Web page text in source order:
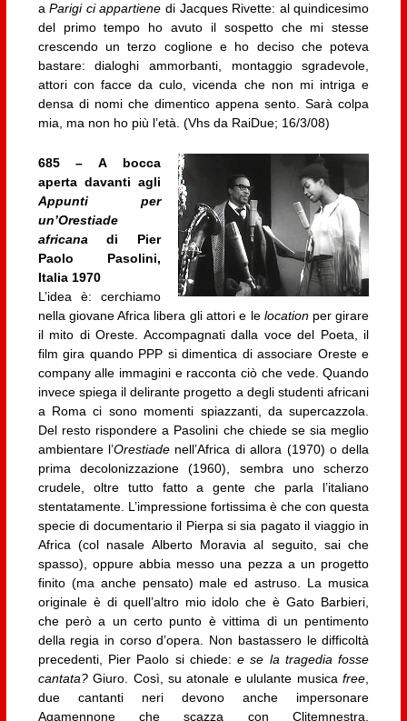
aParigi ci appartiene di Jacques Rivette: al quindicesimo
del primo tempo ho avuto il sospetto che mi stesse
crescendo un terzo coglione e ho deciso che poteva
bastare: dialoghi ammorbanti, montaggio sgradevole,
attori con facce da culo, vicenda che non mi intriga e
densa di nomi che dimentico appena sento. Sarà colpa
mia, ma non ho più l’età. (Vhs da RaiDue; 16/3/08)
685 – A bocca
aperta davanti agli
Appunti per
un’Orestiade
africana di Pier
Paolo Pasolini,
Italia 1970
L’idea è: cerchiamo
nella giovane Africa libera gli attori e le location per girare
il mito di Oreste. Accompagnati dalla voce del Poeta, il
film gira quando PPP si dimentica di associare Oreste e
company alle immagini e racconta ciò che vede. Quando
invece spiega il delirante progetto a degli studenti africani
a Roma ci sono momenti spiazzanti, da supercazzola.
Del resto rispondere a Pasolini che chiede se sia meglio
ambientare l’Orestiade nell’Africa di allora (1970) o della
prima decolonizzazione (1960), sembra uno scherzo
crudele, oltre tutto fatto a gente che parla l’italiano
stentatamente. L’impressione fortissima è che con questa
specie di documentario il Pierpa si sia pagato il viaggio in
Africa (col nasale Alberto Moravia al seguito, sai che
spasso), oppure abbia messo una pezza a un progetto
finito (ma anche pensato) male ed astruso. La musica
originale è di quell’altro mio idolo che è Gato Barbieri,
che però a un certo punto è vittima di un pentimento
della regia in corso d’opera. Non bastassero le difficoltà
precedenti, Pier Paolo si chiede:e se la tragedia fosse
cantata?Giuro. Così, su atonale e ululante musicafree
due cantanti neri devono anche impersonare
Agamennone che scazza con Clitemnestra,